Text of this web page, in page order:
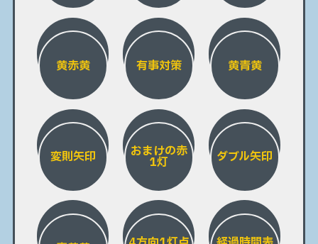
黄赤黄 有事対策 黄青黄
変則矢印 おまけの赤
1灯 ダブル矢印